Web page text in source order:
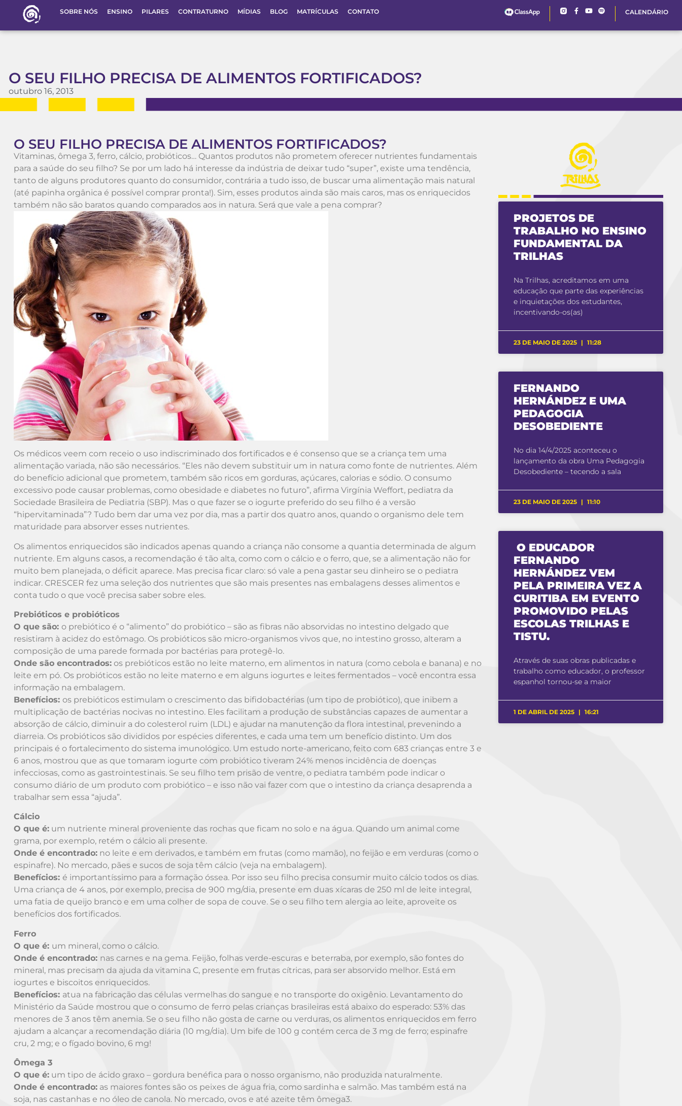
SOBRE NÓS ENSINO PILARES CONTRATURNO MÍDIAS BLOG MATRÍCULAS CONTATO CALENDÁRIO
O SEU FILHO PRECISA DE ALIMENTOS FORTIFICADOS?
outubro 16, 2013
O SEU FILHO PRECISA DE ALIMENTOS FORTIFICADOS?
Vitaminas, ômega 3, ferro, cálcio, probióticos… Quantos produtos não prometem oferecer nutrientes fundamentais
para a saúde do seu filho? Se por um lado há interesse da indústria de deixar tudo “super”, existe uma tendência,
tanto de alguns produtores quanto do consumidor, contrária a tudo isso, de buscar uma alimentação mais natural
(até papinha orgânica é possível comprar pronta!). Sim, esses produtos ainda são mais caros, mas os enriquecidos
também não são baratos quando comparados aos in natura. Será que vale a pena comprar?
Os médicos veem com receio o uso indiscriminado dos fortificados e é consenso que se a criança tem uma
alimentação variada, não são necessários. “Eles não devem substituir um in natura como fonte de nutrientes. Além
do benefício adicional que prometem, também são ricos em gorduras, açúcares, calorias e sódio. O consumo
excessivo pode causar problemas, como obesidade e diabetes no futuro”, afirma Virgínia Weffort, pediatra da
Sociedade Brasileira de Pediatria (SBP). Mas o que fazer se o iogurte preferido do seu filho é a versão
“hipervitaminada”? Tudo bem dar uma vez por dia, mas a partir dos quatro anos, quando o organismo dele tem
maturidade para absorver esses nutrientes.
Os alimentos enriquecidos são indicados apenas quando a criança não consome a quantia determinada de algum
nutriente. Em alguns casos, a recomendação é tão alta, como com o cálcio e o ferro, que, se a alimentação não for
muito bem planejada, o déficit aparece. Mas precisa ficar claro: só vale a pena gastar seu dinheiro se o pediatra
indicar. CRESCER fez uma seleção dos nutrientes que são mais presentes nas embalagens desses alimentos e
conta tudo o que você precisa saber sobre eles.
Prebióticos e probióticos
O que são: o prebiótico é o “alimento” do probiótico – são as fibras não absorvidas no intestino delgado que
resistiram à acidez do estômago. Os probióticos são micro-organismos vivos que, no intestino grosso, alteram a
composição de uma parede formada por bactérias para protegê-lo.
Onde são encontrados: os prebióticos estão no leite materno, em alimentos in natura (como cebola e banana) e no
leite em pó. Os probióticos estão no leite materno e em alguns iogurtes e leites fermentados – você encontra essa
informação na embalagem.
Benefícios: os prebióticos estimulam o crescimento das bifidobactérias (um tipo de probiótico), que inibem a
multiplicação de bactérias nocivas no intestino. Eles facilitam a produção de substâncias capazes de aumentar a
absorção de cálcio, diminuir a do colesterol ruim (LDL) e ajudar na manutenção da flora intestinal, prevenindo a
diarreia. Os probióticos são divididos por espécies diferentes, e cada uma tem um benefício distinto. Um dos
principais é o fortalecimento do sistema imunológico. Um estudo norte-americano, feito com 683 crianças entre 3 e
6 anos, mostrou que as que tomaram iogurte com probiótico tiveram 24% menos incidência de doenças
infecciosas, como as gastrointestinais. Se seu filho tem prisão de ventre, o pediatra também pode indicar o
consumo diário de um produto com probiótico – e isso não vai fazer com que o intestino da criança desaprenda a
trabalhar sem essa “ajuda”.
Cálcio
O que é: um nutriente mineral proveniente das rochas que ficam no solo e na água. Quando um animal come
grama, por exemplo, retém o cálcio ali presente.
Onde é encontrado: no leite e em derivados, e também em frutas (como mamão), no feijão e em verduras (como o
espinafre). No mercado, pães e sucos de soja têm cálcio (veja na embalagem).
Benefícios: é importantíssimo para a formação óssea. Por isso seu filho precisa consumir muito cálcio todos os dias.
Uma criança de 4 anos, por exemplo, precisa de 900 mg/dia, presente em duas xícaras de 250 ml de leite integral,
uma fatia de queijo branco e em uma colher de sopa de couve. Se o seu filho tem alergia ao leite, aproveite os
benefícios dos fortificados.
Ferro
O que é: um mineral, como o cálcio.
Onde é encontrado: nas carnes e na gema. Feijão, folhas verde-escuras e beterraba, por exemplo, são fontes do
mineral, mas precisam da ajuda da vitamina C, presente em frutas cítricas, para ser absorvido melhor. Está em
iogurtes e biscoitos enriquecidos.
Benefícios: atua na fabricação das células vermelhas do sangue e no transporte do oxigênio. Levantamento do
Ministério da Saúde mostrou que o consumo de ferro pelas crianças brasileiras está abaixo do esperado: 53% das
menores de 3 anos têm anemia. Se o seu filho não gosta de carne ou verduras, os alimentos enriquecidos em ferro
ajudam a alcançar a recomendação diária (10 mg/dia). Um bife de 100 g contém cerca de 3 mg de ferro; espinafre
cru, 2 mg; e o fígado bovino, 6 mg!
Ômega 3
O que é: um tipo de ácido graxo – gordura benéfica para o nosso organismo, não produzida naturalmente.
Onde é encontrado: as maiores fontes são os peixes de água fria, como sardinha e salmão. Mas também está na
soja, nas castanhas e no óleo de canola. No mercado, ovos e até azeite têm ômega3.
PROJETOS DE
TRABALHO NO ENSINO
FUNDAMENTAL DA
TRILHAS
Na Trilhas, acreditamos em uma
educação que parte das experiências
e inquietações dos estudantes,
incentivando-os(as)
23 DE MAIO DE 2025 11:28
FERNANDO
HERNÁNDEZ E UMA
PEDAGOGIA
DESOBEDIENTE
No dia 14/4/2025 aconteceu o
lançamento da obra Uma Pedagogia
Desobediente – tecendo a sala
23 DE MAIO DE 2025 11:10
O EDUCADOR
FERNANDO
HERNÁNDEZ VEM
PELA PRIMEIRA VEZ A
CURITIBA EM EVENTO
PROMOVIDO PELAS
ESCOLAS TRILHAS E
TISTU.
Através de suas obras publicadas e
trabalho como educador, o professor
espanhol tornou-se a maior
1 DE ABRIL DE 2025 16:21